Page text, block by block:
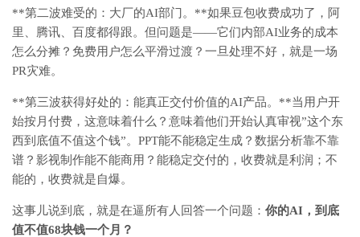
**第二波难受的：大厂的AI部门。**如果豆包收费成功了，阿
里、腾讯、百度都得跟。但问题是——它们内部AI业务的成本
怎么分摊？免费用户怎么平滑过渡？一旦处理不好，就是一场
PR灾难。
**第三波获得好处的：能真正交付价值的AI产品。**当用户开
始按月付费，这意味着什么？意味着他们开始认真审视”这个东
西到底值不值这个钱”。PPT能不能稳定生成？数据分析靠不靠
谱？影视制作能不能商用？能稳定交付的，收费就是利润；不
能的，收费就是自爆。
这事儿说到底，就是在逼所有人回答一个问题： 你的AI，到底
值不值68块钱一个月？